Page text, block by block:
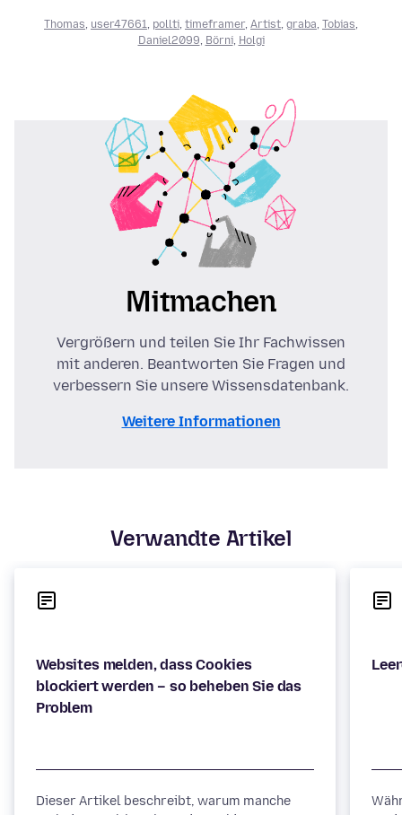
Thomas user47661 pollti timeframer, Artist graba Tobias
Daniel2099 Börni, Holgi
Mitmachen
Vergrößern und teilen Sie Ihr Fachwissen
mit anderen. Beantworten Sie Fragen und
verbessern Sie unsere Wissensdatenbank.
Weitere Informationen
Verwandte Artikel
Websites melden, dass Cookies
blockiert werden – so beheben Sie das
Problem
Dieser Artikel beschreibt, warum manche